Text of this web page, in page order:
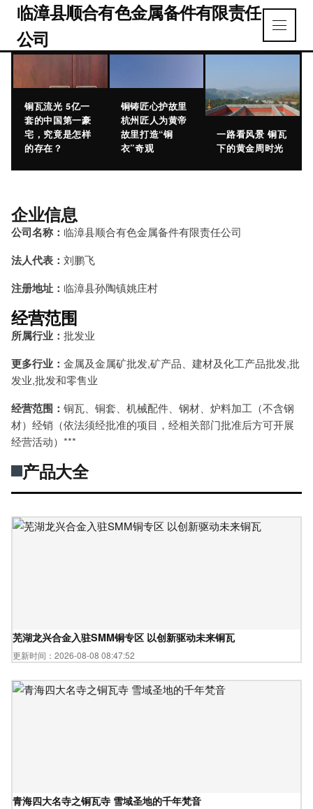
临漳县顺合有色金属备件有限责任
公司
铜瓦流光 5亿一
套的中国第一豪
宅，究竟是怎样
的存在？
铜铸匠心护故里
杭州匠人为黄帝
故里打造“铜
衣”奇观
一路看风景 铜瓦
下的黄金周时光
企业信息
公司名称： 临漳县顺合有色金属备件有限责任公司
法人代表： 刘鹏飞
注册地址： 临漳县孙陶镇姚庄村
经营范围
所属行业： 批发业
更多行业： 金属及金属矿批发,矿产品、建材及化工产品批发,批
发业,批发和零售业
经营范围： 铜瓦、铜套、机械配件、钢材、炉料加工（不含钢
材）经销（依法须经批准的项目，经相关部门批准后方可开展
经营活动）***
产品大全
芜湖龙兴合金入驻SMM铜专区 以创新驱动未来铜瓦
更新时间：2026-08-08 08:47:52
青海四大名寺之铜瓦寺 雪域圣地的千年梵音